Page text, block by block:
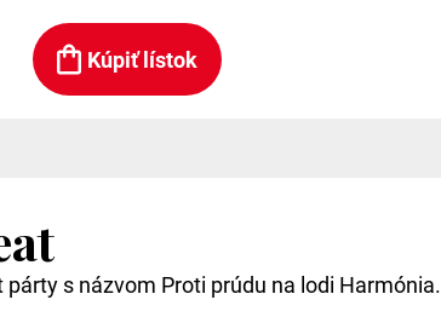
Kúpiť lístok
s názvom Proti prúdu na lodi Harmónia.